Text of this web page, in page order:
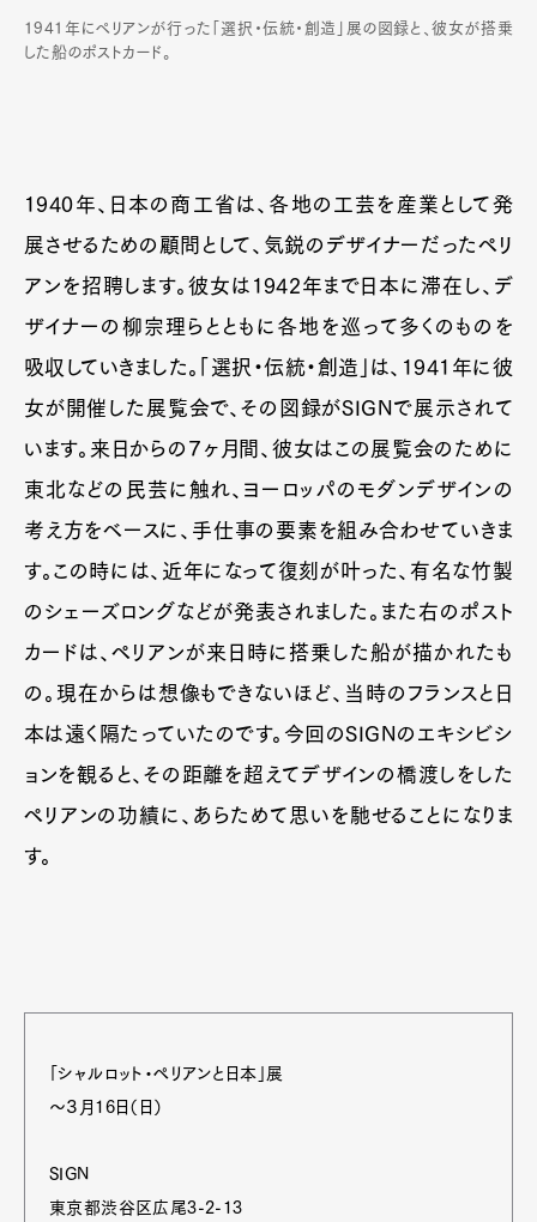
Official Columnist
About
Contact
Pen Meet
Pen international Pen tw
1941年にペリアンが行った「選択・伝統・創造」展の図録と、彼女が搭乗
した船のポストカード。
1940年、日本の商工省は、各地の工芸を産業として発
展させるための顧問として、気鋭のデザイナーだったペリ
アンを招聘します。彼女は1942年まで日本に滞在し、デ
ザイナーの柳宗理らとともに各地を巡って多くのものを
吸収していきました。「選択・伝統・創造」は、1941年に彼
女が開催した展覧会で、その図録がSIGNで展示されて
います。来日からの７ヶ月間、彼女はこの展覧会のために
東北などの民芸に触れ、ヨーロッパのモダンデザインの
考え方をベースに、手仕事の要素を組み合わせていきま
す。この時には、近年になって復刻が叶った、有名な竹製
のシェーズロングなどが発表されました。また右のポスト
カードは、ペリアンが来日時に搭乗した船が描かれたも
の。現在からは想像もできないほど、当時のフランスと日
本は遠く隔たっていたのです。今回のSIGNのエキシビシ
ョンを観ると、その距離を超えてデザインの橋渡しをした
ペリアンの功績に、あらためて思いを馳せることになりま
す。
「シャルロット・ペリアンと日本」展
〜３月16日（日）
SIGN
東京都渋谷区広尾3-2-13